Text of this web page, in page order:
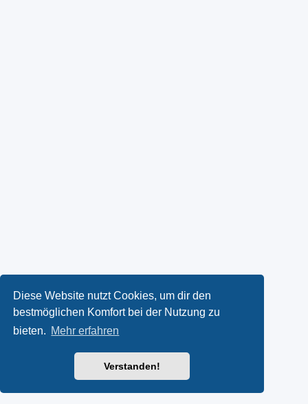
Diese Website nutzt Cookies, um dir den
bestmöglichen Komfort bei der Nutzung zu
bieten. Mehr erfahren
Verstanden!